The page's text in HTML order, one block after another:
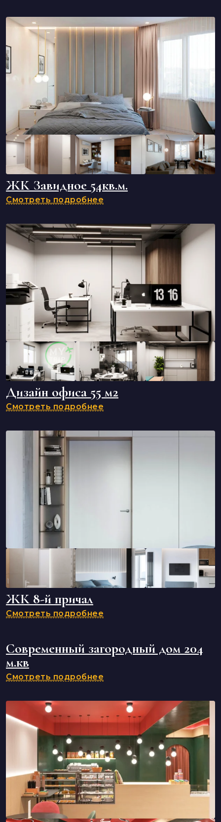
ЖК Завидное 54кв.м.
Смотреть подробнее
Дизайн офиса 55 м2
Смотреть подробнее
ЖК 8-й причал
Смотреть подробнее
Современный загородный дом 204
м.кв
Смотреть подробнее